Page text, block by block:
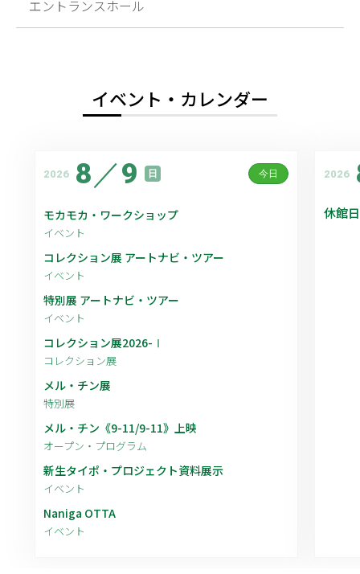
エントランスホール
イベント・カレンダー
2026 8／9 日 今日
モカモカ・ワークショップ
イベント
コレクション展 アートナビ・ツアー
イベント
特別展 アートナビ・ツアー
イベント
コレクション展2026-Ⅰ
コレクション展
メル・チン展
特別展
メル・チン《9-11/9-11》上映
オープン・プログラム
新生タイポ・プロジェクト資料展示
イベント
Naniga OTTA
イベント
2026
休館日